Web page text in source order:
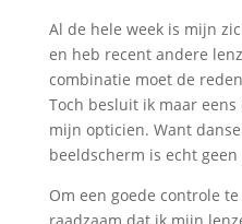
Al de hele week is mijn
en heb recent andere
combinatie moet de
Toch besluit ik maar
mijn opticien. Want
beeldscherm is echt
Om een goede controle